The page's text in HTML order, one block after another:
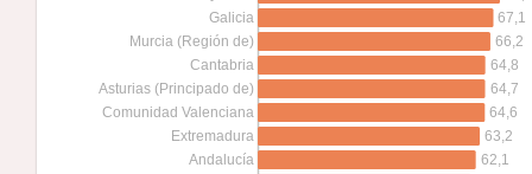
Andalucía
Extremadura
Comunidad Valenciana
Asturias (Principado de)
Cantabria
Murcia (Región de)
Galicia
62,1
63,2
64,6
64,7
64,8
66,2
67,1